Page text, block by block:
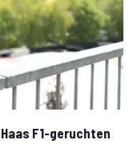
F1-geruchten